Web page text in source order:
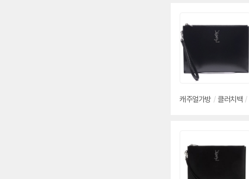
캐주얼가방 / 클러치백 /